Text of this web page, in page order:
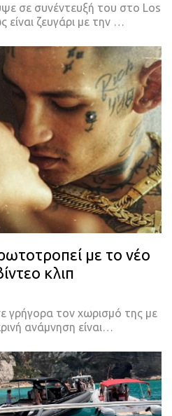
σε συνέντευξή του στο Los
ζευγάρι με την …
με το νέο
κλιπ
γρήγορα τον χωρισμό της με
ανάμνηση είναι…